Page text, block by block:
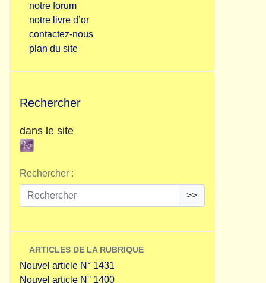
notre forum
notre livre d’or
contactez-nous
plan du site
Rechercher
dans le site
Rechercher :
>>
ARTICLES DE LA RUBRIQUE
Nouvel article N° 1431
Nouvel article N° 1400